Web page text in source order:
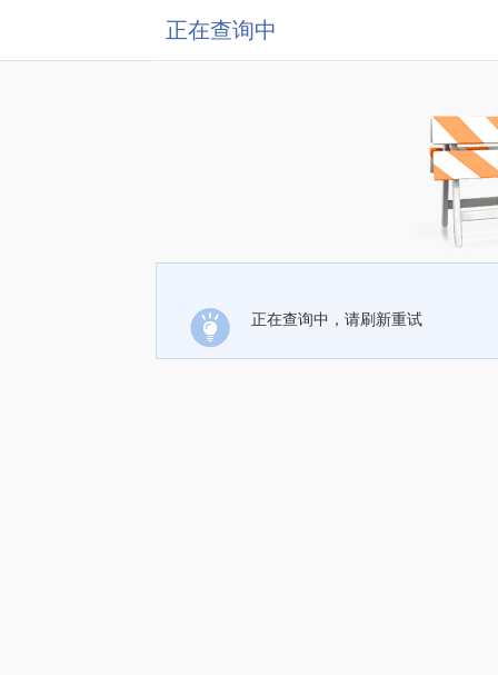
正在查询中
正在查询中，请刷新重试